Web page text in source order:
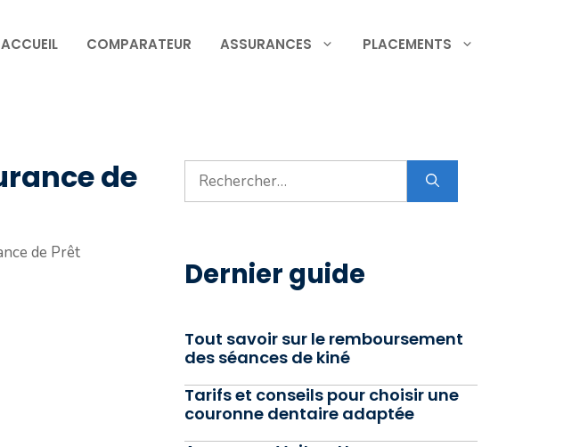
ACCUEIL COMPARATEUR ASSURANCES PLACEMENTS
de
de Prêt
Rechercher :
Dernier guide
Tout savoir sur le remboursement
des séances de kiné
Tarifs et conseils pour choisir une
couronne dentaire adaptée